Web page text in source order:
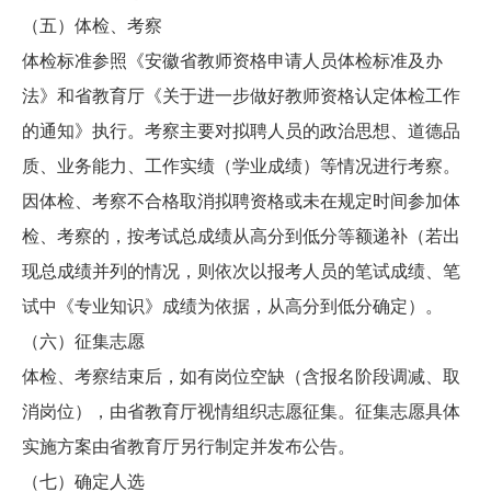
（五）体检、考察
体检标准参照《安徽省教师资格申请人员体检标准及办
法》和省教育厅《关于进一步做好教师资格认定体检工作
的通知》执行。考察主要对拟聘人员的政治思想、道德品
质、业务能力、工作实绩（学业成绩）等情况进行考察。
因体检、考察不合格取消拟聘资格或未在规定时间参加体
检、考察的，按考试总成绩从高分到低分等额递补（若出
现总成绩并列的情况，则依次以报考人员的笔试成绩、笔
试中《专业知识》成绩为依据，从高分到低分确定）。
（六）征集志愿
体检、考察结束后，如有岗位空缺（含报名阶段调减、取
消岗位），由省教育厅视情组织志愿征集。征集志愿具体
实施方案由省教育厅另行制定并发布公告。
（七）确定人选